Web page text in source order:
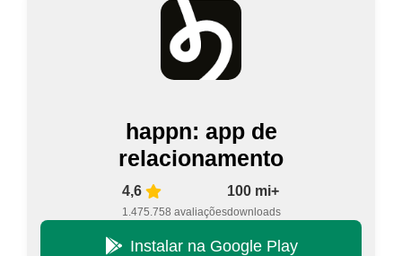
happn: app de
relacionamento
4,6
1.475.758 avaliações
100 mi+
downloads
Instalar na Google Play